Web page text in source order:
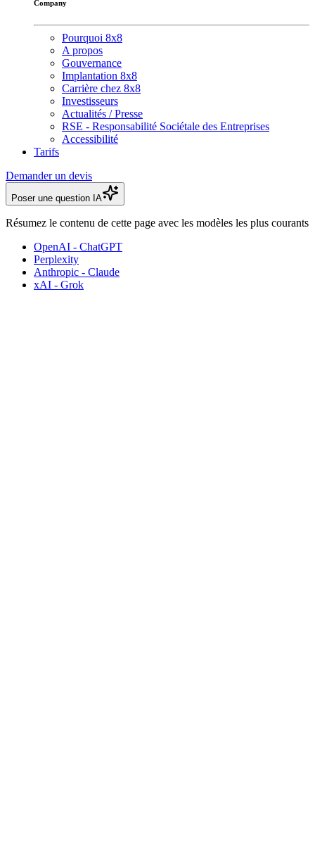
Company
Pourquoi 8x8
A propos
Gouvernance
Implantation 8x8
Carrière chez 8x8
Investisseurs
Actualités / Presse
RSE - Responsabilité Sociétale des Entreprises
Accessibilité
Tarifs
Demander un devis
Poser une question IA
Résumez le contenu de cette page avec les modèles les plus courants
OpenAI - ChatGPT
Perplexity
Anthropic - Claude
xAI - Grok